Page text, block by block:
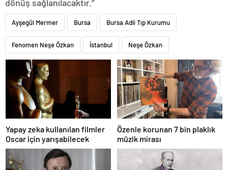
dönüş sağlanılacaktır.”
Ayşegül Mermer Bursa Bursa Adli Tıp Kurumu
Fenomen Neşe Özkan İstanbul Neşe Özkan
Yapay zeka kullanılan filmler
Oscar için yarışabilecek
Özenle korunan 7 bin plaklık
müzik mirası